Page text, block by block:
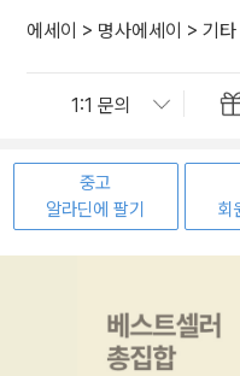
에세이 > 명사에세이 > 기타
중고
알라딘에 팔기
회